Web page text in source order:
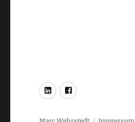
LinkedInFacebook